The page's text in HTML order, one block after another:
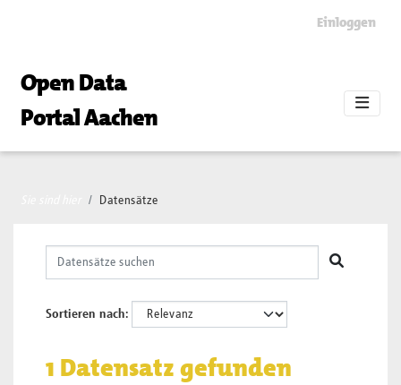
Einloggen
Open Data
Portal Aachen
Datensätze
Sortieren nach
1 Datensatz gefunden